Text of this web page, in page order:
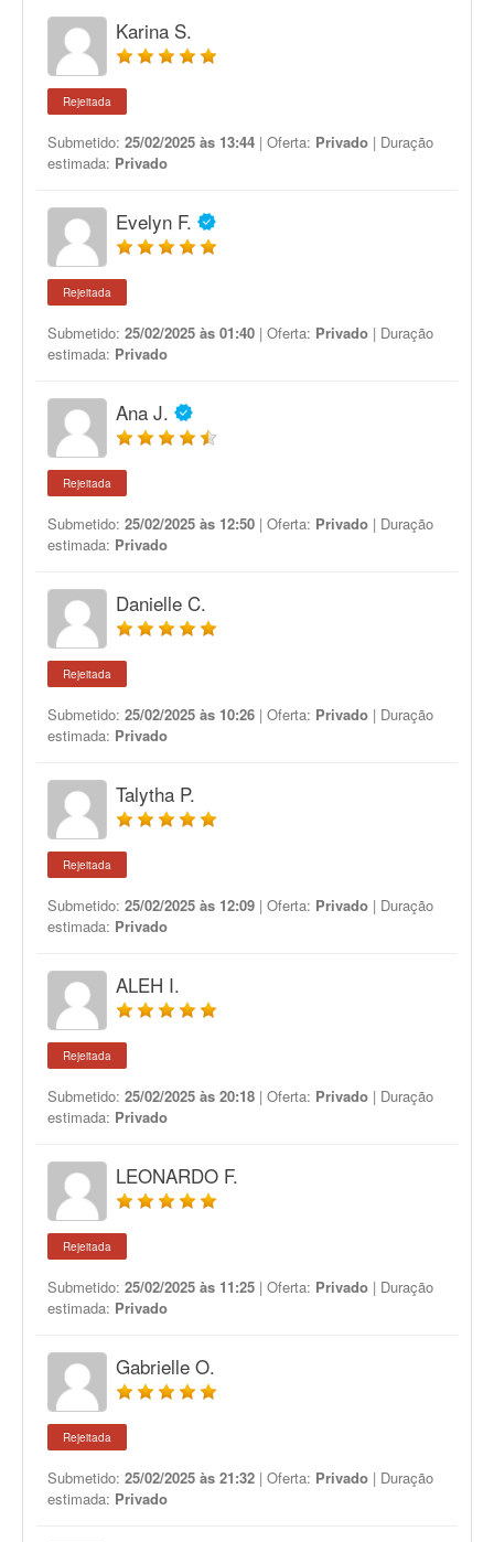
Karina S.
Rejeitada
Submetido: 25/02/2025 às 13:44 | Oferta: Privado | Duração
estimada: Privado
Evelyn F.
Rejeitada
Submetido: 25/02/2025 às 01:40 | Oferta: Privado | Duração
estimada: Privado
Ana J.
Rejeitada
Submetido: 25/02/2025 às 12:50 | Oferta: Privado | Duração
estimada: Privado
Danielle C.
Rejeitada
Submetido: 25/02/2025 às 10:26 | Oferta: Privado | Duração
estimada: Privado
Talytha P.
Rejeitada
Submetido: 25/02/2025 às 12:09 | Oferta: Privado | Duração
estimada: Privado
ALEH I.
Rejeitada
Submetido: 25/02/2025 às 20:18 | Oferta: Privado | Duração
estimada: Privado
LEONARDO F.
Rejeitada
Submetido: 25/02/2025 às 11:25 | Oferta: Privado | Duração
estimada: Privado
Gabrielle O.
Rejeitada
Submetido: 25/02/2025 às 21:32 | Oferta: Privado | Duração
estimada: Privado